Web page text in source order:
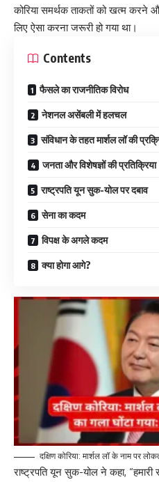
कोरिया समर्थक ताकतों को खत्म करने
लिए ऐसा करना जरूरी हो गया था।
Contents
फैसले का राजनीतिक विरोध
नेशनल असेंबली में हलचल
संविधान के तहत मार्शल लॉ की
जनता और विशेषज्ञों की प्रतिक्रिया
राष्ट्रपति यून सुक-योल पर दबाव
सेना का कदम
विपक्ष के अगले कदम
क्या होगा आगे?
दक्षिण कोरिया: मार्शल लॉ के नाम पर
राष्ट्रपति यून सुक-योल ने कहा, “हमारी